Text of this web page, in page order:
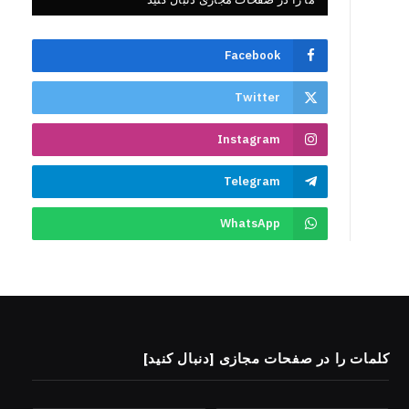
Facebook
Twitter
Instagram
Telegram
WhatsApp
کلمات را در صفحات مجازی [دنبال کنید]